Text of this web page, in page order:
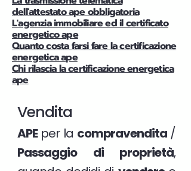
dell'attestato ape obbligatoria
L'agenzia immobiliare ed il certificato
energetico ape
Quanto costa farsi fare la certificazione
energetica ape
Chi rilascia la certificazione energetica
ape
Vendita
APE per la compravendita /
Passaggio di proprietà,